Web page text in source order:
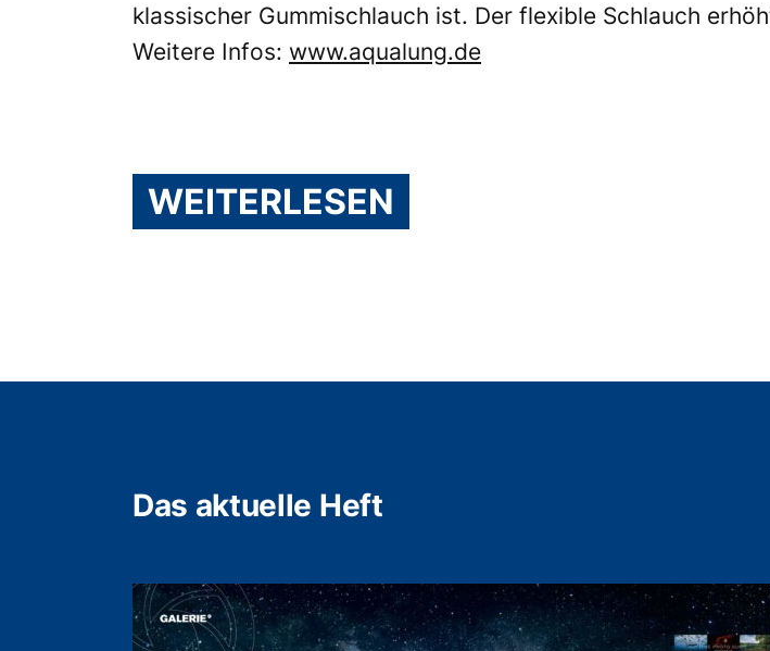
klassischer Gummischlauch ist. Der flexible Schlauch
Weitere Infos: www.aqualung.de
WEITERLESEN
Das aktuelle Heft